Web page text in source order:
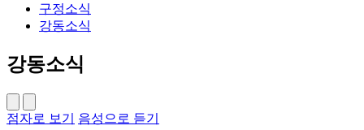
구정소식
강동소식
강동소식
점자로 보기
음성으로 듣기